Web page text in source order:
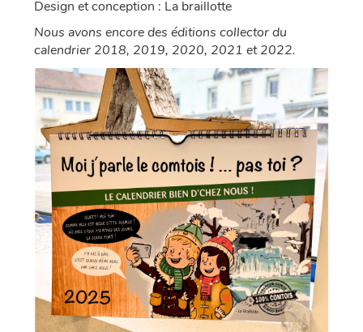
Design et conception : La braillotte
Nous avons encore des éditions collector du
calendrier 2018, 2019, 2020, 2021 et 2022.